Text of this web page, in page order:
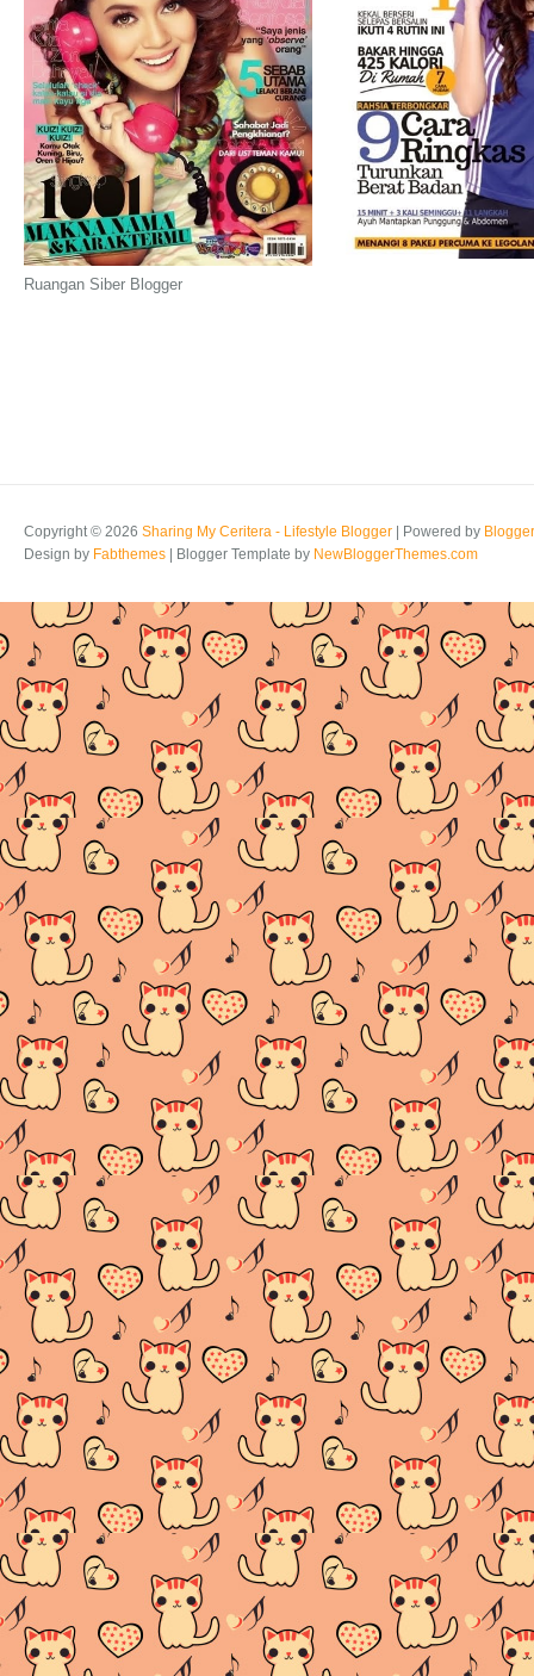
Ruangan Siber Blogger
Copyright © 2026 Sharing My Ceritera - Lifestyle Blogger | Powered by Blogger
Design by Fabthemes | Blogger Template by NewBloggerThemes.com